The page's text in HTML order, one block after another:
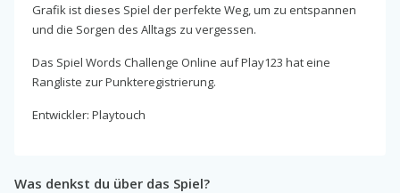
Grafik ist dieses Spiel der perfekte Weg, um zu entspannen
und die Sorgen des Alltags zu vergessen.
Das Spiel Words Challenge Online auf Play123 hat eine
Rangliste zur Punkteregistrierung.
Entwickler: Playtouch
Was denkst du über das Spiel?